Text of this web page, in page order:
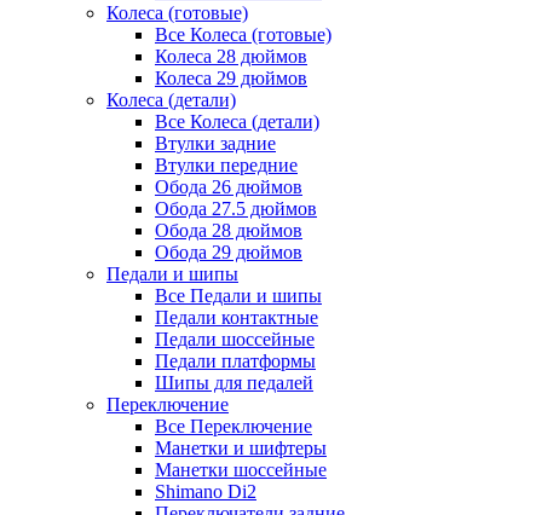
Колеса (готовые)
Все Колеса (готовые)
Колеса 28 дюймов
Колеса 29 дюймов
Колеса (детали)
Все Колеса (детали)
Втулки задние
Втулки передние
Обода 26 дюймов
Обода 27.5 дюймов
Обода 28 дюймов
Обода 29 дюймов
Педали и шипы
Все Педали и шипы
Педали контактные
Педали шоссейные
Педали платформы
Шипы для педалей
Переключение
Все Переключение
Манетки и шифтеры
Манетки шоссейные
Shimano Di2